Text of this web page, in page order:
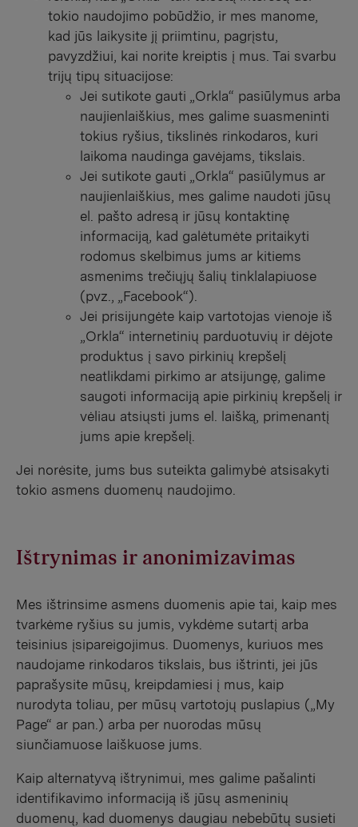
tokio naudojimo pobūdžio, ir mes manome,
kad jūs laikysite jį priimtinu, pagrįstu,
pavyzdžiui, kai norite kreiptis į mus. Tai svarbu
trijų tipų situacijose:
Jei sutikote gauti „Orkla“ pasiūlymus arba
naujienlaiškius, mes galime suasmeninti
tokius ryšius, tikslinės rinkodaros, kuri
laikoma naudinga gavėjams, tikslais.
Jei sutikote gauti „Orkla“ pasiūlymus ar
naujienlaiškius, mes galime naudoti jūsų
el. pašto adresą ir jūsų kontaktinę
informaciją, kad galėtumėte pritaikyti
rodomus skelbimus jums ar kitiems
asmenims trečiųjų šalių tinklalapiuose
(pvz., „Facebook“).
Jei prisijungėte kaip vartotojas vienoje iš
„Orkla“ internetinių parduotuvių ir dėjote
produktus į savo pirkinių krepšelį
neatlikdami pirkimo ar atsijungę, galime
saugoti informaciją apie pirkinių krepšelį ir
vėliau atsiųsti jums el. laišką, primenantį
jums apie krepšelį.
Jei norėsite, jums bus suteikta galimybė atsisakyti
tokio asmens duomenų naudojimo.
Ištrynimas ir anonimizavimas
Mes ištrinsime asmens duomenis apie tai, kaip mes
tvarkėme ryšius su jumis, vykdėme sutartį arba
teisinius įsipareigojimus. Duomenys, kuriuos mes
naudojame rinkodaros tikslais, bus ištrinti, jei jūs
paprašysite mūsų, kreipdamiesi į mus, kaip
nurodyta toliau, per mūsų vartotojų puslapius („My
Page“ ar pan.) arba per nuorodas mūsų
siunčiamuose laiškuose jums.
Kaip alternatyvą ištrynimui, mes galime pašalinti
identifikavimo informaciją iš jūsų asmeninių
duomenų, kad duomenys daugiau nebebūtų susieti